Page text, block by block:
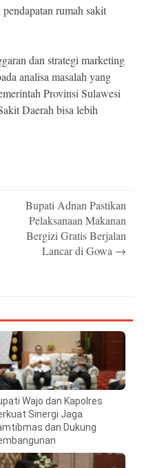
rumah sakit
dan strategi marketing
analisa masalah yang
Provinsi Sulawesi
Daerah bisa lebih
Bupati Adnan Pastikan
Pelaksanaan Makanan
Bergizi Gratis Berjalan
Lancar di Gowa →
Wajo dan Kapolres
Sinergi Jaga
dan Dukung